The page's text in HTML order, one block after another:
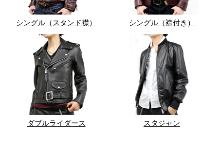
シングル（スタンド襟） シングル（襟付き）
ダブルライダース スタジャン